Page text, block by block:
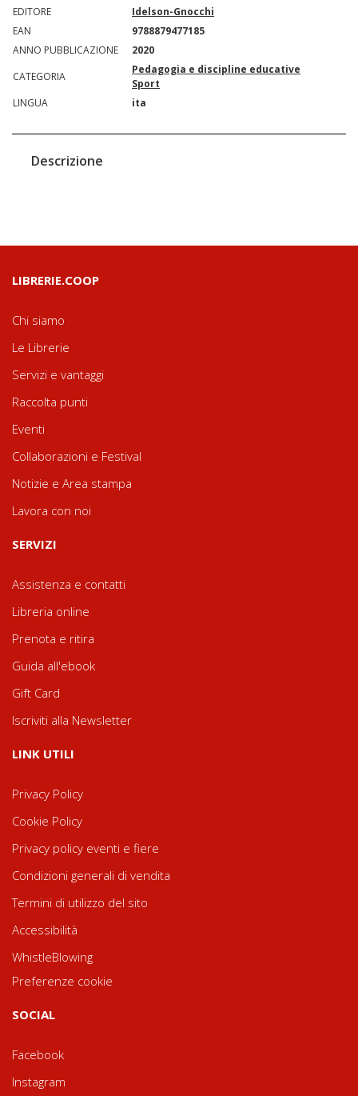
EDITORE
Idelson-Gnocchi
EAN
9788879477185
ANNO PUBBLICAZIONE
2020
CATEGORIA
Pedagogia e discipline educative
Sport
LINGUA
ita
Descrizione
LIBRERIE.COOP
Chi siamo
Le Librerie
Servizi e vantaggi
Raccolta punti
Eventi
Collaborazioni e Festival
Notizie e Area stampa
Lavora con noi
SERVIZI
Assistenza e contatti
Libreria online
Prenota e ritira
Guida all'ebook
Gift Card
Iscriviti alla Newsletter
LINK UTILI
Privacy Policy
Cookie Policy
Privacy policy eventi e fiere
Condizioni generali di vendita
Termini di utilizzo del sito
Accessibilità
WhistleBlowing
Preferenze cookie
SOCIAL
Facebook
Instagram